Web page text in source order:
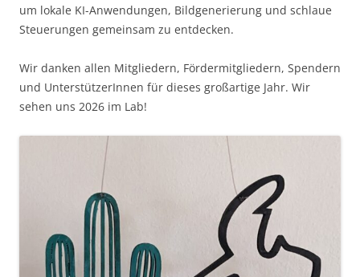
um lokale KI-Anwendungen, Bildgenerierung und schlaue
Steuerungen gemeinsam zu entdecken.
Wir danken allen Mitgliedern, Fördermitgliedern, Spendern
und UnterstützerInnen für dieses großartige Jahr. Wir
sehen uns 2026 im Lab!